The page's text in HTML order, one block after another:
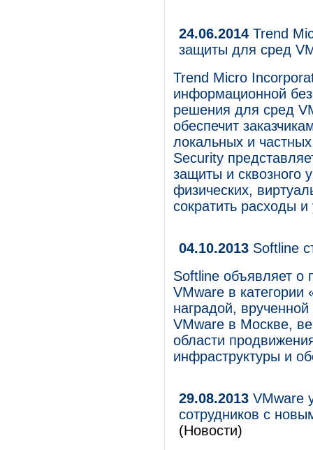
24.06.2014 Trend
защиты для сред
Trend Micro
информационной
решения для сред
обеспечит
локальных и
Security
защиты и сквозного
физических,
сократить расходы
04.10.2013 Softline
Softline объявляет о
VMware в категории
наградой,
VMware в Москве,
области
инфраструктуры и
29.08.2013 VMware
сотрудников с
(Новости)